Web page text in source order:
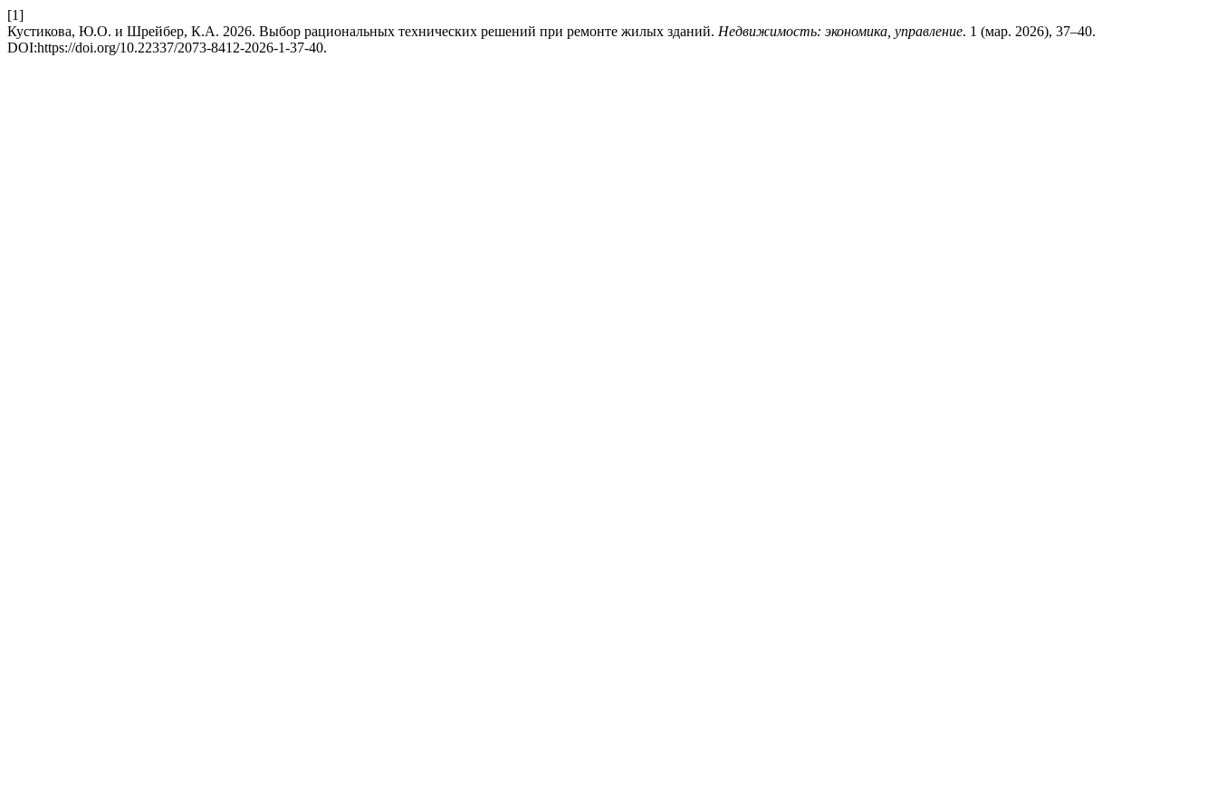
[1]
Кустикова, Ю.О. и Шрейбер, К.А. 2026. Выбор рациональных технических решений при ремонте жилых зданий. Недвижимость: экономика, управление. 1 (мар. 2026), 37–40.
DOI:https://doi.org/10.22337/2073-8412-2026-1-37-40.